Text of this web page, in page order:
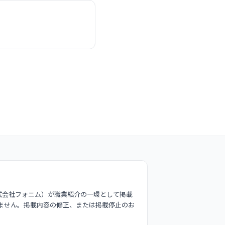
社フォニム）が職業紹介の一環として掲載
ん。掲載内容の修正、または掲載停止のお